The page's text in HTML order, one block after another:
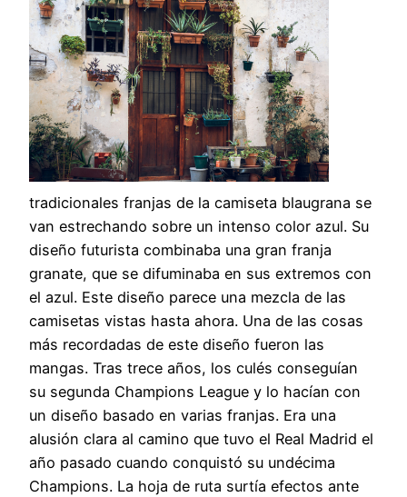
tradicionales franjas de la camiseta blaugrana se
van estrechando sobre un intenso color azul. Su
diseño futurista combinaba una gran franja
granate, que se difuminaba en sus extremos con
el azul. Este diseño parece una mezcla de las
camisetas vistas hasta ahora. Una de las cosas
más recordadas de este diseño fueron las
mangas. Tras trece años, los culés conseguían
su segunda Champions League y lo hacían con
un diseño basado en varias franjas. Era una
alusión clara al camino que tuvo el Real Madrid el
año pasado cuando conquistó su undécima
Champions. La hoja de ruta surtía efectos ante